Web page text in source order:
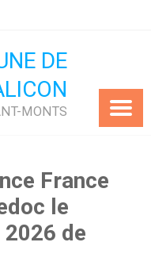
DE
MONTS
France
le
de